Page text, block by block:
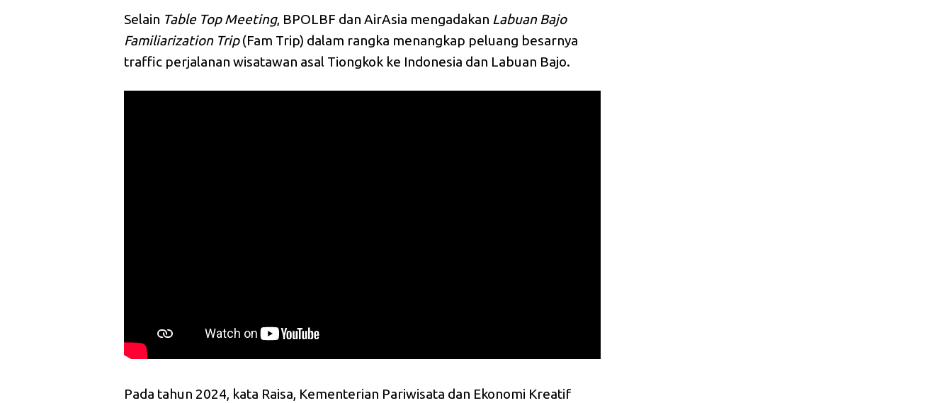
Selain Table Top Meeting, BPOLBF dan AirAsia mengadakan Labuan Bajo
Familiarization Trip(Fam Trip) dalam rangka menangkap peluang besarnya
traffic perjalanan wisatawan asal Tiongkok ke Indonesia dan Labuan Bajo.
Pada tahun 2024, kata Raisa, Kementerian Pariwisata dan Ekonomi Kreatif